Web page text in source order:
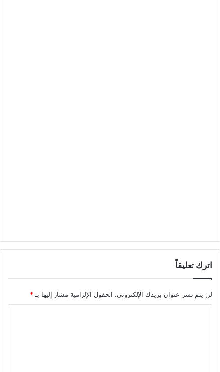
اترك تعليقاً
لن يتم نشر عنوان بريدك الإلكتروني. الحقول الإلزامية مشار إليها بـ *